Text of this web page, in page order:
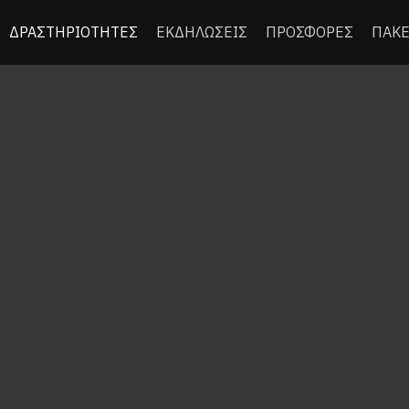
ΔΡΑΣΤΗΡΙΟΤΗΤΕΣ ΕΚΔΗΛΩΣΕΙΣ ΠΡΟΣΦΟΡΕΣ